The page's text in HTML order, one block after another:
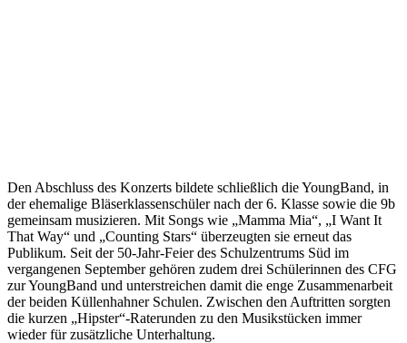
Den Abschluss des Konzerts bildete schließlich die YoungBand, in
der ehemalige Bläserklassenschüler nach der 6. Klasse sowie die 9b
gemeinsam musizieren. Mit Songs wie „Mamma Mia“, „I Want It
That Way“ und „Counting Stars“ überzeugten sie erneut das
Publikum. Seit der 50-Jahr-Feier des Schulzentrums Süd im
vergangenen September gehören zudem drei Schülerinnen des CFG
zur YoungBand und unterstreichen damit die enge Zusammenarbeit
der beiden Küllenhahner Schulen. Zwischen den Auftritten sorgten
die kurzen „Hipster“-Raterunden zu den Musikstücken immer
wieder für zusätzliche Unterhaltung.